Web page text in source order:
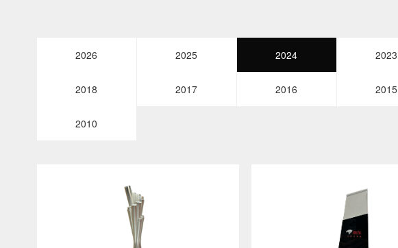
2026 2025 2024 2023
2018 2017 2016 2015
2010